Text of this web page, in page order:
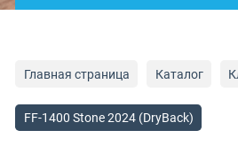
Главная страница Каталог
FF-1400 Stone 2024 (DryBack)